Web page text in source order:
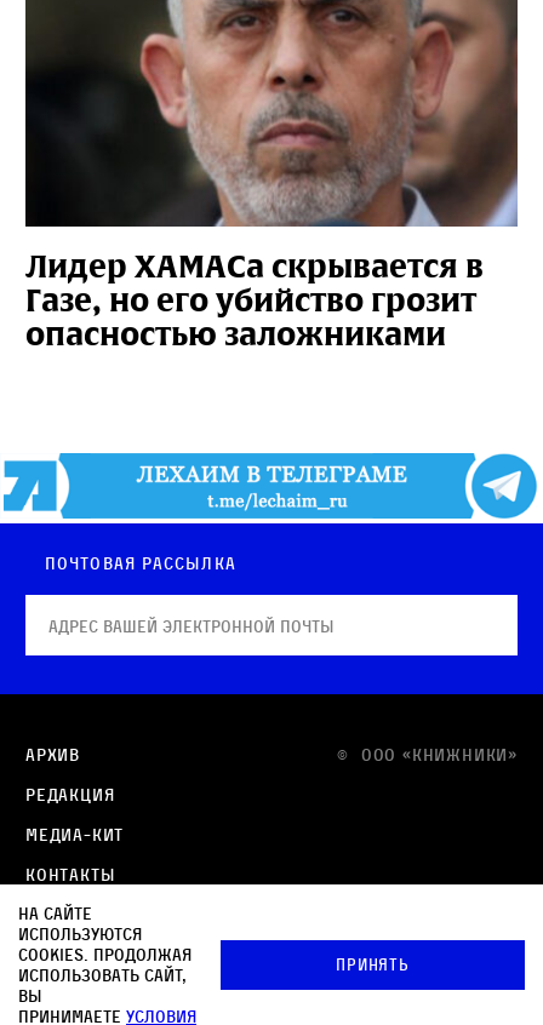
Лидер ХАМАСа скрывается в
Газе, но его убийство грозит
опасностью заложниками
Почтовая рассылка
© OOO «КНИЖНИКИ»
Архив
Редакция
Медиа-кит
Контакты
Политика в отношении обработки персональных
данных
Политика обработки файлов cookie
На сайте
используются
cookies. Продолжая
использовать сайт,
вы
принимаете условия
Принять